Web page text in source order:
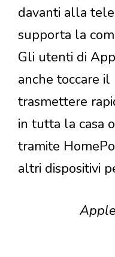
davanti alla
supporta la
Gli utenti di
anche toccare
trasmettere
in tutta la casa
tramite
altri dispositivi